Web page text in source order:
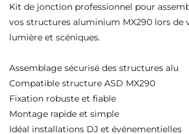
Kit de jonction professionnel pour
vos structures aluminium MX290 lors de
lumière et scéniques.
Assemblage sécurisé des structures alu
Compatible structure ASD MX290
Fixation robuste et fiable
Montage rapide et simple
Idéal installations DJ et événementielles